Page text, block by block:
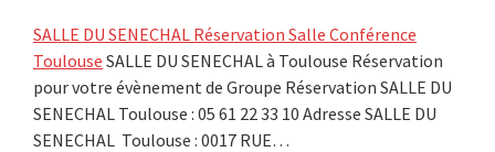
SALLE DU SENECHAL Réservation Salle Conférence
Toulouse SALLE DU SENECHAL à Toulouse Réservation
pour votre évènement de Groupe Réservation SALLE DU
SENECHAL Toulouse : 05 61 22 33 10 Adresse SALLE DU
SENECHAL Toulouse : 0017 RUE…